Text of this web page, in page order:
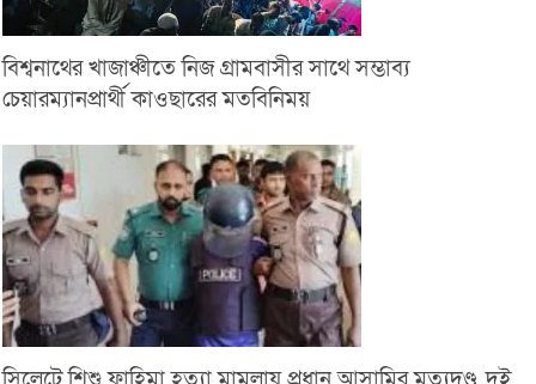
বিশ্বনাথের খাজাঞ্চীতে নিজ গ্রামবাসীর সাথে সম্ভাব্য
চেয়ারম্যানপ্রার্থী কাওছারের মতবিনিময়